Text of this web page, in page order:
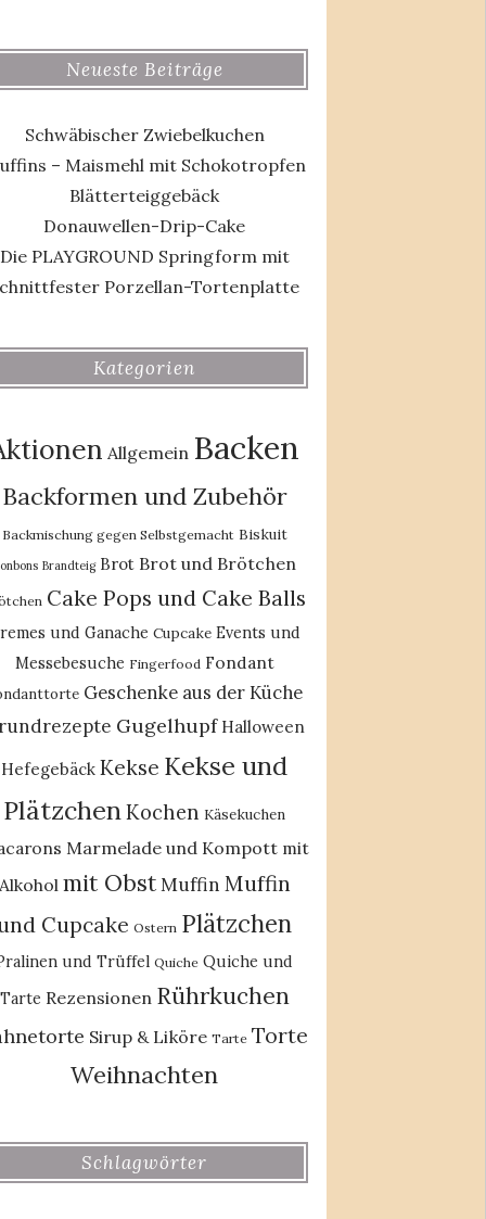
Neueste Beiträge
Schwäbischer Zwiebelkuchen
– Maismehl mit Schokotropfen
Blätterteiggebäck
Donauwellen-Drip-Cake
Die PLAYGROUND Springform mit
Porzellan-Tortenplatte
Kategorien
Allgemein Backen
Backformen und Zubehör
Backmischung gegen Selbstgemacht Biskuit
Brandteig Brot Brot und Brötchen
Cake Pops und Cake Balls
und Ganache Cupcake Events und
Messebesuche Fingerfood Fondant
Geschenke aus der Küche
Gugelhupf Halloween
Hefegebäck Kekse Kekse und
PlätzchenKochen Käsekuchen
Marmelade und Kompott mit
mit Obst Muffin Muffin
Cupcake Ostern Plätzchen
und Trüffel Quiche Quiche und
Tarte Rezensionen Rührkuchen
Sirup & Liköre Tarte Torte
Weihnachten
Schlagwörter